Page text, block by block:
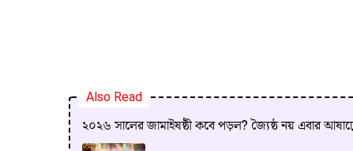
Also Read
২০২৬ সালের জামাইষষ্ঠী কবে পড়ল? জ্যৈষ্ঠ নয় এবার